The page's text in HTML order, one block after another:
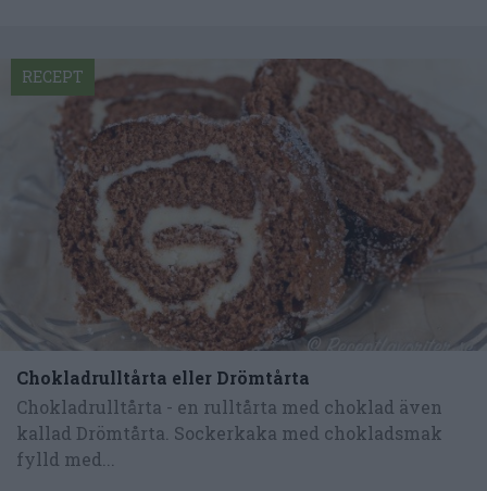
Chokladrulltårta eller Drömtårta
Chokladrulltårta - en rulltårta med choklad även
kallad Drömtårta. Sockerkaka med chokladsmak
fylld med...
RECEPT